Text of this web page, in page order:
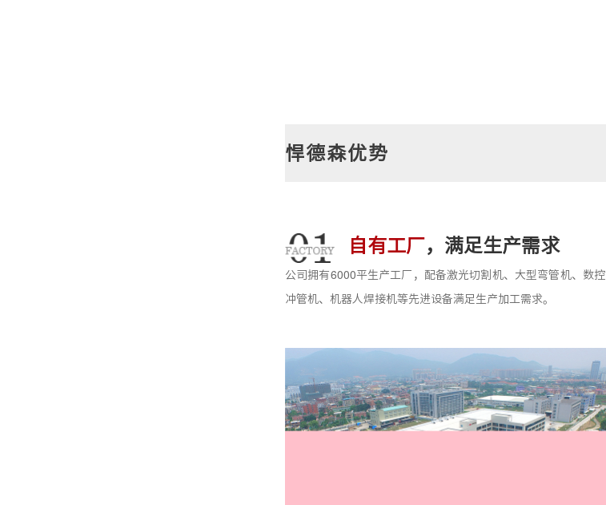
悍德森优势
自有工厂，满足生产需求
公司拥有6000平生产工厂，配备激光切割机、大型弯管机、数控
冲管机、机器人焊接机等先进设备满足生产加工需求。